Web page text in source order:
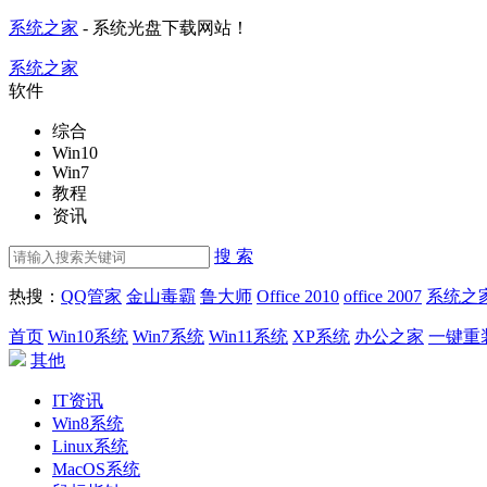
系统之家 - 系统光盘下载网站！
系统之家
软件
综合
Win10
Win7
教程
资讯
搜 索
热搜： QQ管家 金山毒霸 鲁大师 Office 2010 office 2007 系统之
首页 Win10系统 Win7系统 Win11系统 XP系统 办公之家 一键重
其他
IT资讯
Win8系统
Linux系统
MacOS系统